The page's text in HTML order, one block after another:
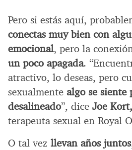
Pero si estás aquí,
conectas muy bien con
emocional, pero la
un poco apagada.
atractivo, lo deseas, pero
sexualmente algo se
desalineado”, dice Joe
terapeuta sexual en Royal
O tal vez llevan años juntos